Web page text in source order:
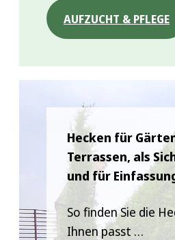
AUFZUCHT & PFLEGE
Hecken für
Terrassen, als
und für
So finden Sie die
Ihnen passt …